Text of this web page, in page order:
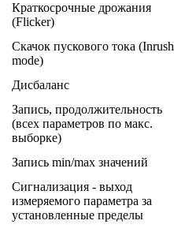
Краткосрочные дрожания
(Flicker)
Скачок пускового тока (Inrush
mode)
Дисбаланс
Запись, продолжительность
(всех параметров по макс.
выборке)
Запись min/max значений
Сигнализация - выход
измеряемого параметра за
установленные пределы